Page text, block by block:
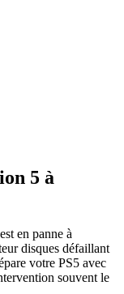
5 à
en panne à
disques défaillant
votre PS5 avec
souvent le